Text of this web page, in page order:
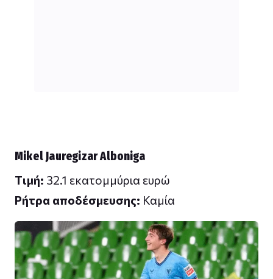
Mikel Jauregizar Alboniga
Tιμή: 32.1 εκατομμύρια ευρώ
Ρήτρα αποδέσμευσης: Καμία